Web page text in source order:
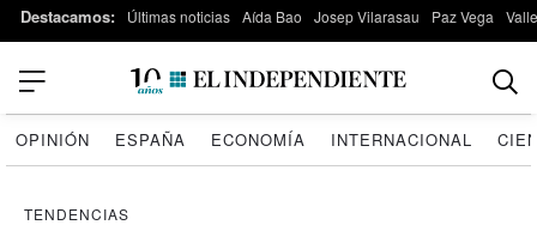
Destacamos: Últimas noticias Aída Bao Josep Vilarasau Paz Vega
OPINIÓN ESPAÑA ECONOMÍA INTERNACIONAL
TENDENCIAS